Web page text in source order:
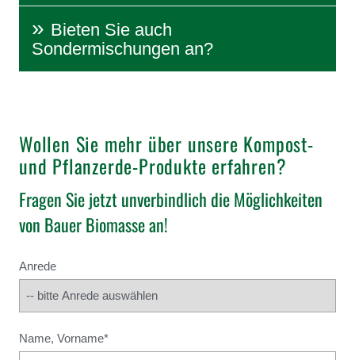
Bieten Sie auch
Sondermischungen an?
Wollen Sie mehr über unsere Kompost-
und Pflanzerde-Produkte erfahren?
Fragen Sie jetzt unverbindlich die Möglichkeiten
von Bauer Biomasse an!
Anrede
Name, Vorname*